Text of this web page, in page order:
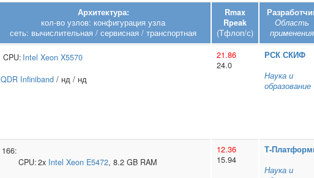
Архитектура:
кол-во узлов: конфигурация узла
сеть: вычислительная / сервисная / транспортная
Rmax
Rpeak
(Тфлоп/с)
Область
применения
CPU: Intel Xeon X5570
QDR Infiniband / нд / нд
21.86
24.0
РСК СКИФ
Наука и
образование
166:
CPU:2x Intel Xeon E5472, 8.2 GB RAM
12.36
15.94
Наука и